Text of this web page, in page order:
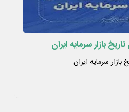
بازار سرمایه ایران
سرمایه ایران